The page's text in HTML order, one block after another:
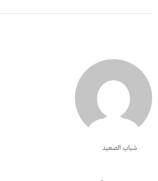
شباب الصعيد